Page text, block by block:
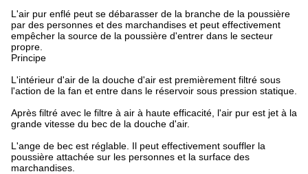
L'air pur enflé peut se débarasser de la branche de la poussière
par des personnes et des marchandises et peut effectivement
empêcher la source de la poussière d'entrer dans le secteur
propre.
Principe
L'intérieur d'air de la douche d'air est premièrement filtré sous
l'action de la fan et entre dans le réservoir sous pression statique.
Après filtré avec le filtre à air à haute efficacité, l'air pur est jet à la
grande vitesse du bec de la douche d'air.
L'ange de bec est réglable. Il peut effectivement souffler la
poussière attachée sur les personnes et la surface des
marchandises.